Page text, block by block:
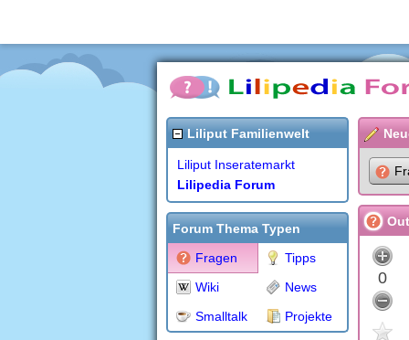
Liliput Familienwelt
Liliput Inseratemarkt
Lilipedia Forum
Forum Thema Typen
Fragen
Tipps
Wiki
News
Smalltalk
Projekte
0